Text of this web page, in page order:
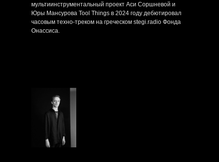
мультиинструментальный проект Аси Соршневой и
Юры Мансурова Tool Things в 2024 году дебютировал
часовым техно-треком на греческом stegi.radio Фонда
Онассиса.